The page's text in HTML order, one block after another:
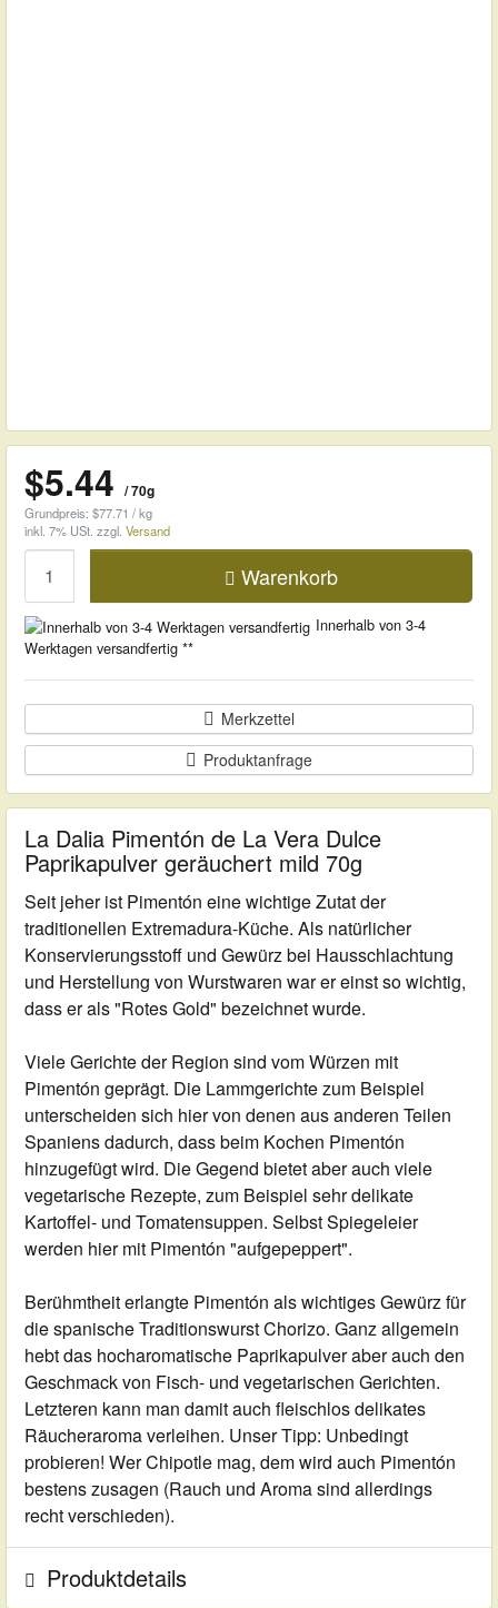
$5.44 / 70g
Grundpreis: $77.71 / kg
inkl. 7% USt. zzgl. Versand
Warenkorb
Innerhalb von 3-4
Werktagen versandfertig **
Merkzettel
Produktanfrage
La Dalia Pimentón de La Vera Dulce
Paprikapulver geräuchert mild 70g
Seit jeher ist Pimentón eine wichtige Zutat der
traditionellen Extremadura-Küche. Als natürlicher
Konservierungsstoff und Gewürz bei Hausschlachtung
und Herstellung von Wurstwaren war er einst so wichtig,
dass er als "Rotes Gold" bezeichnet wurde.
Viele Gerichte der Region sind vom Würzen mit
Pimentón geprägt. Die Lammgerichte zum Beispiel
unterscheiden sich hier von denen aus anderen Teilen
Spaniens dadurch, dass beim Kochen Pimentón
hinzugefügt wird. Die Gegend bietet aber auch viele
vegetarische Rezepte, zum Beispiel sehr delikate
Kartoffel- und Tomatensuppen. Selbst Spiegeleier
werden hier mit Pimentón "aufgepeppert".
Berühmtheit erlangte Pimentón als wichtiges Gewürz für
die spanische Traditionswurst Chorizo. Ganz allgemein
hebt das hocharomatische Paprikapulver aber auch den
Geschmack von Fisch- und vegetarischen Gerichten.
Letzteren kann man damit auch fleischlos delikates
Räucheraroma verleihen. Unser Tipp: Unbedingt
probieren! Wer Chipotle mag, dem wird auch Pimentón
bestens zusagen (Rauch und Aroma sind allerdings
recht verschieden).
Produktdetails